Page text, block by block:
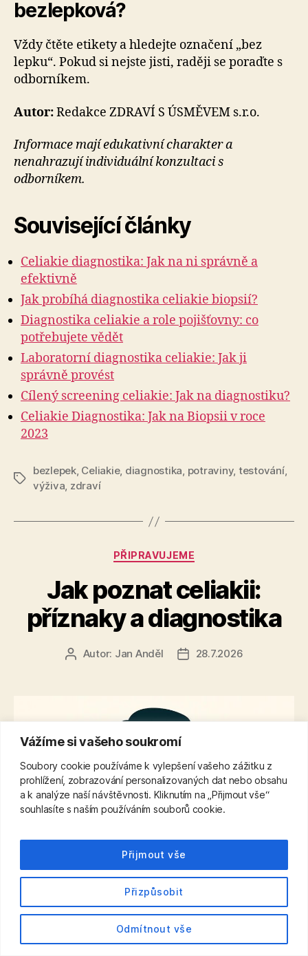
Vážíme si vašeho soukromí
Soubory cookie používáme k vylepšení vašeho zážitku z
prohlížení, zobrazování personalizovaných dat nebo obsahu
a k analýze naší návštěvnosti. Kliknutím na „Přijmout vše“
souhlasíte s naším používáním souborů cookie.
Přizpůsobit
Odmítnout vše
Přijmout vše
bezlepková?
Vždy čtěte etikety a hledejte označení „bez
lepku“. Pokud si nejste jisti, raději se poraďte s
odborníkem.
Autor:Redakce ZDRAVÍ S ÚSMĚVEM s.r.o.
Informace mají edukativní charakter a
nenahrazují individuální konzultaci s
odborníkem.
Související články
Celiakie diagnostika: Jak na ni správně a
efektivně
Jak probíhá diagnostika celiakie biopsií?
Diagnostika celiakie a role pojišťovny: co
potřebujete vědět
Laboratorní diagnostika celiakie: Jak ji
správně provést
Cílený screening celiakie: Jak na diagnostiku?
Celiakie Diagnostika: Jak na Biopsii v roce
2023
Štítky
bezlepek, Celiakie, diagnostika, potraviny, testování,
výživa, zdraví
Rubriky
PŘIPRAVUJEME
Jak poznat celiakii:
příznaky a diagnostika
AutorAutor: Jan Anděl
Datum
28.7.2026